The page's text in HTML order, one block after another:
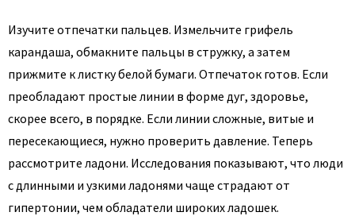
Изучите отпечатки пальцев. Измельчите грифель
карандаша, обмакните пальцы в стружку, а затем
прижмите к листку белой бумаги. Отпечаток готов. Если
преобладают простые линии в форме дуг, здоровье,
скорее всего, в порядке. Если линии сложные, витые и
пересекающиеся, нужно проверить давление. Теперь
рассмотрите ладони. Исследования показывают, что люди
с длинными и узкими ладонями чаще страдают от
гипертонии, чем обладатели широких ладошек.